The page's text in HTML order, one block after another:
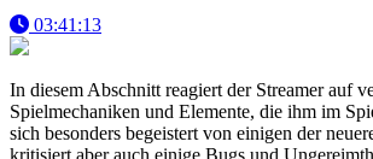
03:41:13
In diesem Abschnitt reagiert der Streamer auf
Spielmechaniken und Elemente, die ihm im
sich besonders begeistert von einigen der